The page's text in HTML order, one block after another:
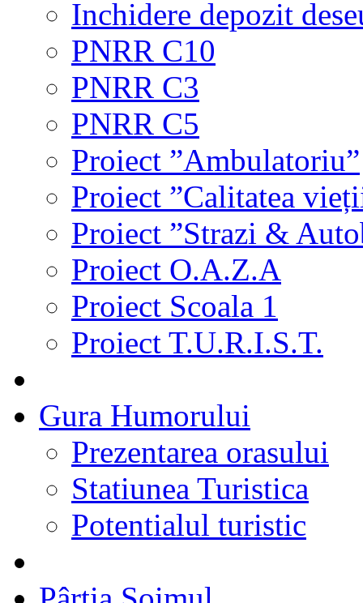
Inchidere depozit
PNRR C10
PNRR C3
PNRR C5
Proiect ”Ambulatoriu”
Proiect ”Calitatea
Proiect ”Strazi &
Proiect O.A.Z.A
Proiect Scoala 1
Proiect T.U.R.I.S.T.
Gura Humorului
Prezentarea orasului
Statiunea Turistica
Potentialul turistic